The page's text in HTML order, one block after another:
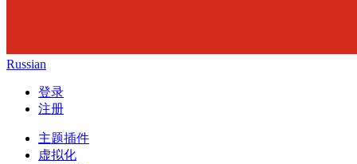
Russian
登录
注册
主题插件
虚拟化